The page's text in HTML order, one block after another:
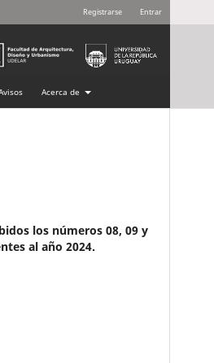
Acerca de
Registrarse Entrar
los números 08, 09 y
al año 2024.